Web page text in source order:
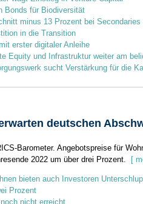
Bonds für Biodiversität
minus 13 Prozent bei Secondaries
in die Transition
erster digitaler Anleihe
Equity und Infrastruktur weiter am
sucht Verstärkung für die
deutschen
Barometer. Angebotspreise für
2022 um über drei Prozent.
[
bieten auch Investoren
Prozent
nicht erreicht